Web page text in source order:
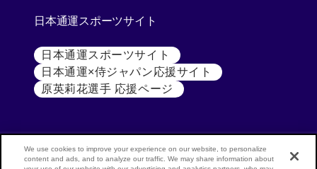
日本通運スポーツサイト
日本通運スポーツサイト [別ウィンドウで開く]
日本通運×侍ジャパン応援サイト [別ウィンドウで開
原英莉花選手 応援ページ [別ウィンドウで開く]
We use cookies to improve your experience on our website, to personalize
content and ads, and to analyze our traffic. We may share information about